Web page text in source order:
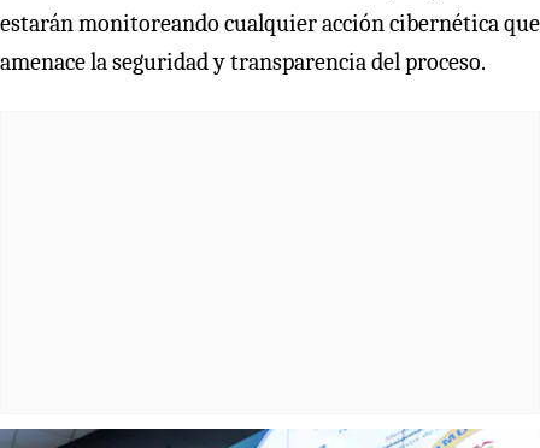
estarán monitoreando cualquier acción cibernética que
amenace la seguridad y transparencia del proceso.